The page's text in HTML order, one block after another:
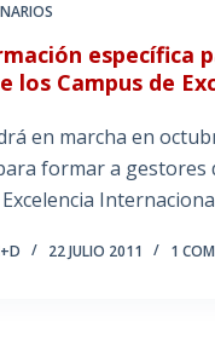
específica
los Campus de
en marcha en
formar a gestores
22 JULIO 2011 1